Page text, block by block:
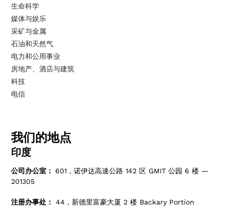
生命科学
媒体与娱乐
采矿与金属
石油和天然气
电力和公用事业
房地产、酒店与建筑
科技
电信
我们的地点
印度
公司办公室： 601，诺伊达高速公路 142 区 GMIT 公园 6 楼 —
201305
注册办事处：
44，新德里富豪大厦 2 楼 Backary Portion